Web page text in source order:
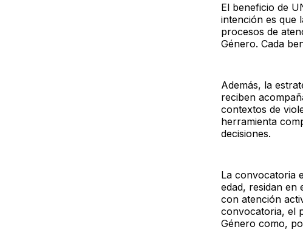
El beneficio de
intención es que
procesos de
Género. Cada
Además, la
reciben
contextos de
herramienta
decisiones.
La convocatoria
edad, residan en
con atención
convocatoria, el
Género como,